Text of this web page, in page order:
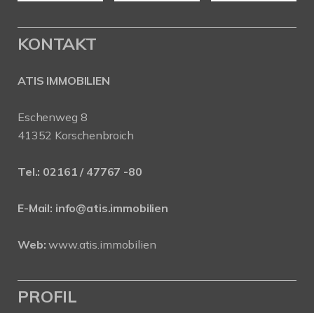
KONTAKT
ATIS IMMOBILIEN
Eschenweg 8
41352 Korschenbroich
Tel.: 02161 / 47767 -80
E-Mail: info@atis.immobilien
Web: www.atis.immobilien
PROFIL